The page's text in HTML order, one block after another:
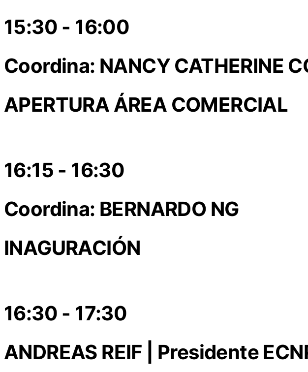
15:30 - 16:00
Coordina: NANCY CATHERINE
APERTURA ÁREA COMERCIAL
16:15 - 16:30
Coordina: BERNARDO NG
INAGURACIÓN
16:30 - 17:30
ANDREAS REIF | Presidente